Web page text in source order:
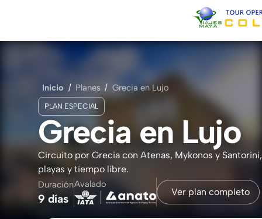
Sobre Nosotros
Contacto
Inicio / Planes / Grecia en Lujo
PLAN ESPECIAL
Grecia en Lujo
Circuito por Grecia con Atenas, Mykonos y
playas y tiempo libre.
Duración
9 días
Avalado
Ver plan completo